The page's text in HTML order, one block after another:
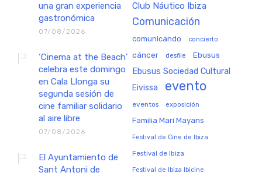
una gran experiencia
gastronómica
07/08/2026
‘Cinema at the Beach’
celebra este domingo
en Cala Llonga su
segunda sesión de
cine familiar solidario
al aire libre
07/08/2026
El Ayuntamiento de
Sant Antoni de
Club Náutico Ibiza
Comunicación
comunicando concierto
cáncer desfile Ebusus
Ebusus Sociedad Cultural
Eivissa evento
eventos exposición
Familia Marí Mayans
Festival de Cine de Ibiza
Festival de Ibiza
Festival de Ibiza Ibicine